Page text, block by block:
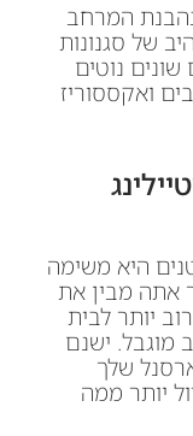
המרחב
של סגנונות
שונים נוטים
ואקססוריז
היא משימה
אתה מבין את
יותר לבית
מוגבל. ישנם
שלך
יותר ממה